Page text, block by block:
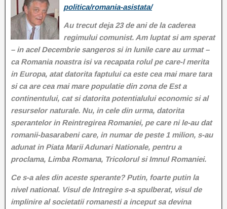
politica/romania-asistata/
Au trecut deja 23 de ani de la caderea
regimului comunist. Am luptat si am sperat
– in acel Decembrie sangeros si in lunile care au urmat –
ca Romania noastra isi va recapata rolul pe care-l merita
in Europa, atat datorita faptului ca este cea mai mare tara
si ca are cea mai mare populatie din zona de Est a
continentului, cat si datorita potentialului economic si al
resurselor naturale. Nu, in cele din urma, datorita
sperantelor in Reintregirea Romaniei, pe care ni le-au dat
romanii-basarabeni care, in numar de peste 1 milion, s-au
adunat in Piata Marii Adunari Nationale, pentru a
proclama, Limba Romana, Tricolorul si Imnul Romaniei.
Ce s-a ales din aceste sperante? Putin, foarte putin la
nivel national. Visul de Intregire s-a spulberat, visul de
implinire al societatii romanesti a inceput sa devina